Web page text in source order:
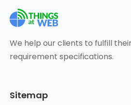
We help our clients to fulfill
requirement specifications.
Sitemap